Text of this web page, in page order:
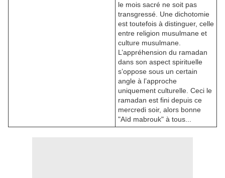
le mois sacré ne soit pas
transgressé. Une dichotomie
est toutefois à distinguer, celle
entre religion musulmane et
culture musulmane.
L’appréhension du ramadan
dans son aspect spirituelle
s’oppose sous un certain
angle à l’approche
uniquement culturelle. Ceci le
ramadan est fini depuis ce
mercredi soir, alors bonne
"Aïd mabrouk" à tous...